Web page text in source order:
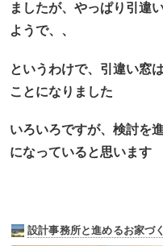
ましたが、やっぱり引違
ようで、、
というわけで、引違い窓
ことになりました
いろいろですが、検討を
になっていると思います